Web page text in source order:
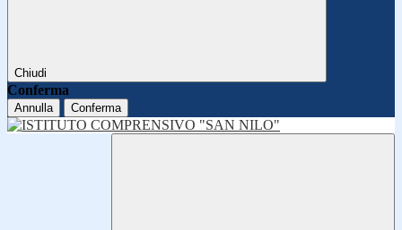
Chiudi
Conferma
Annulla Conferma